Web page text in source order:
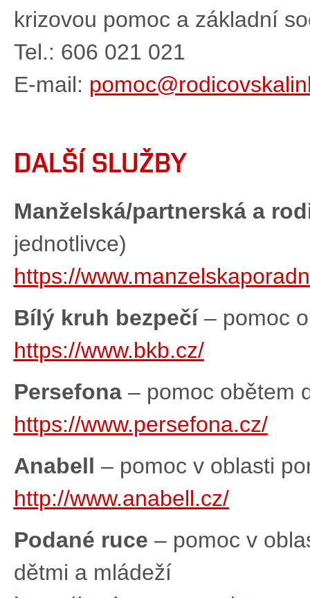
krizovou pomoc a základní
Tel.: 606 021 021
E-mail:
DALŠÍ SLUŽBY
Manželská/partnerská a
jednotlivce)
https://
Bílý kruh bezpečí– pomoc
https://www.bkb.cz/
Persefona– pomoc obětem
https://www.persefona.cz/
Anabell – pomoc v oblasti
http://www.anabell.cz/
Podané ruce – pomoc v
dětmi a mládeží